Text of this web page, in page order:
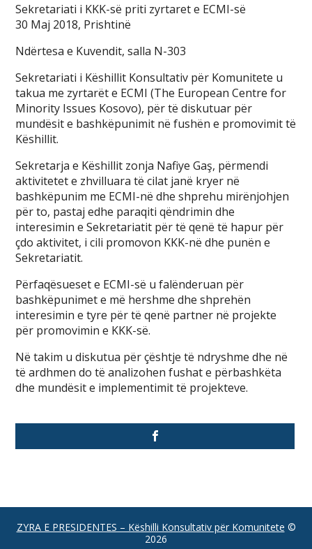
Sekretariati i KKK-së priti zyrtaret e ECMI-së
30 Maj 2018, Prishtinë
Ndërtesa e Kuvendit, salla N-303
Sekretariati i Këshillit Konsultativ për Komunitete u
takua me zyrtarët e ECMI (The European Centre for
Minority Issues Kosovo), për të diskutuar për
mundësit e bashkëpunimit në fushën e promovimit të
Këshillit.
Sekretarja e Këshillit zonja Nafiye Gaş, përmendi
aktivitetet e zhvilluara të cilat janë kryer në
bashkëpunim me ECMI-në dhe shprehu mirënjohjen
për to, pastaj edhe paraqiti qëndrimin dhe
interesimin e Sekretariatit për të qenë të hapur për
çdo aktivitet, i cili promovon KKK-në dhe punën e
Sekretariatit.
Përfaqësueset e ECMI-së u falënderuan për
bashkëpunimet e më hershme dhe shprehën
interesimin e tyre për të qenë partner në projekte
për promovimin e KKK-së.
Në takim u diskutua për çështje të ndryshme dhe në
të ardhmen do të analizohen fushat e përbashkëta
dhe mundësit e implementimit të projekteve.
ZYRA E PRESIDENTES – Këshilli Konsultativ për Komunitete ©
2026